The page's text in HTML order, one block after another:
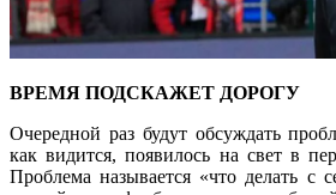
ВРЕМЯ ПОДСКАЖЕТ ДОРОГУ
Очередной раз будут обсуждать
каквидится, появилось на свет в
Проблема называется «что делать с